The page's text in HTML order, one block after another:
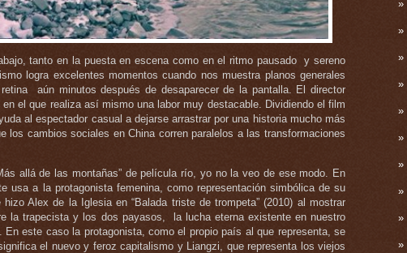
tanto en la puesta en escena como en el ritmo pausado y sereno
logra excelentes momentos cuando nos muestra planos generales
aún minutos después de desaparecer de la pantalla. El director
el que realiza así mismo una labor muy destacable. Dividiendo el film
al espectador casual a dejarse arrastrar por una historia mucho más
los cambios sociales en China corren paralelos a las transformaciones
allá de las montañas” de película río, yo no la veo de ese modo. En
usa a la protagonista femenina, como representación simbólica de su
Alex de la Iglesia en “Balada triste de trompeta” (2010) al mostrar
la trapecista y los dos payasos, la lucha eterna existente en nuestro
este caso la protagonista, como el propio país al que representa, se
el nuevo y feroz capitalismo y Liangzi, que representa los viejos